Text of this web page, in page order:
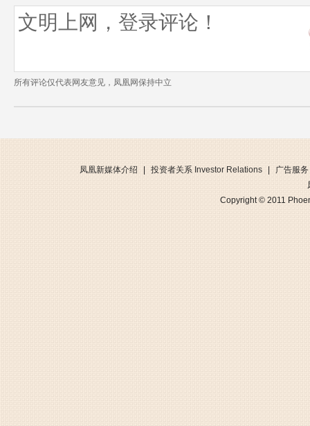
所有评论仅代表网友意见，凤凰网保持中立
凤凰新媒体介绍 投资者关系 Investor Relations
广告服务
Copyright © 2011